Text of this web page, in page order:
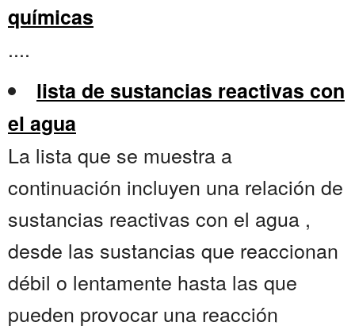
químicas
....
lista de sustancias reactivas con
el agua
La lista que se muestra a
continuación incluyen una relación de
sustancias reactivas con el agua ,
desde las sustancias que reaccionan
débil o lentamente hasta las que
pueden provocar una reacción